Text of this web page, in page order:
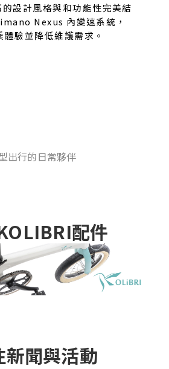
設計風格與和功能性完美結
Nexus 內變速系統，
驗並降低維護需求。
出行的日常夥伴
配件
新聞與活動